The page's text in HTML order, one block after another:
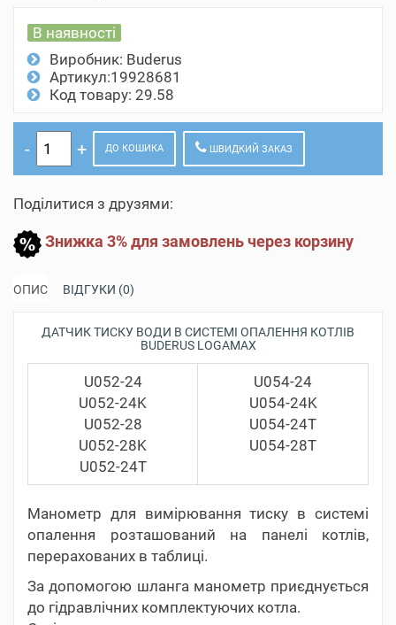
В наявності
Виробник: Buderus
Артикул:19928681
Код товару: 29.58
ДО КОШИКА ШВИДКИЙ ЗАКАЗ
Поділитися з друзями:
Знижка 3% для замовлень через корзину
ОПИС ВІДГУКИ (0)
ДАТЧИК ТИСКУ ВОДИ В СИСТЕМІ ОПАЛЕННЯ КОТЛІВ
BUDERUS LOGAMAX
U052-24
U052-24K
U052-28
U052-28K
U052-24T
U054-24
U054-24K
U054-24T
U054-28T
Манометр для вимірювання тиску в системі
опалення розташований на панелі котлів,
перерахованих в таблиці.
За допомогою шланга манометр приєднується
до гідравлічних комплектуючих котла.